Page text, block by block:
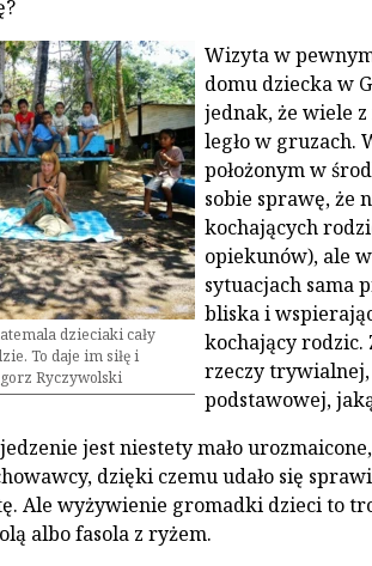
dzieciaki cały
To daje im siłę i
Ryczywolski
Wizyta w
domu dziecka w
jednak, że wiele
legło w gruzach.
położonym w
sobie sprawę, że
kochających
opiekunów), ale
sytuacjach sama
bliska i
kochający rodzic.
rzeczy trywialnej,
podstawowej,
jest niestety mało
dzięki czemu udało się
Ale wyżywienie gromadki dzieci to
albo fasola z ryżem.